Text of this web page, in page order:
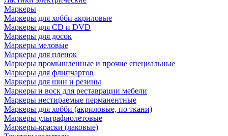
Маркеры
Маркеры для хобби акриловые
Маркеры для CD и DVD
Маркеры для досок
Маркеры меловые
Маркеры для пленок
Маркеры промышленные и прочие специальные
Маркеры для флипчартов
Маркеры для шин и резины
Маркеры и воск для реставрации мебели
Маркеры нестираемые перманентные
Маркеры для хобби (акриловые, по ткани)
Маркеры ультрафиолетовые
Маркеры-краски (лаковые)